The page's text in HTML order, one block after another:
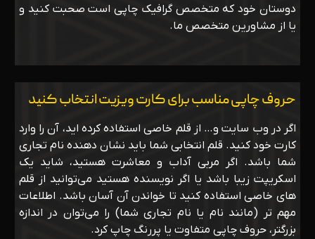
دوستان خود که متخصص گرافیک چاپی است صحبت کنید و
یا از مشاورین متخصص ما.
حروف چاپی مناسب برای کارت ویزیت انتخاب کنید
اگر در وب سایت و… از قلم خاصی استفاده کرده اید‌، آن را وارد
کارت خود کنید. قلم انتخابی شما باید نشان دهنده نام تجاری
شما باشد. اگر مربی آداب و معاشرت هستید‌، شاید یک
اسکریپت زیبا باشد یا اگر نویسنده هستید می‌توانید از قلم
های خاصی استفاده کنید تا خواندن آن آسان باشد. اطلاعات
مهم تر (مانند نام یا نام تجاری شما) را می‌توان در اندازه
بزرگتر، حروف چاپی متفاوت یا پررنگ چاپ کرد.